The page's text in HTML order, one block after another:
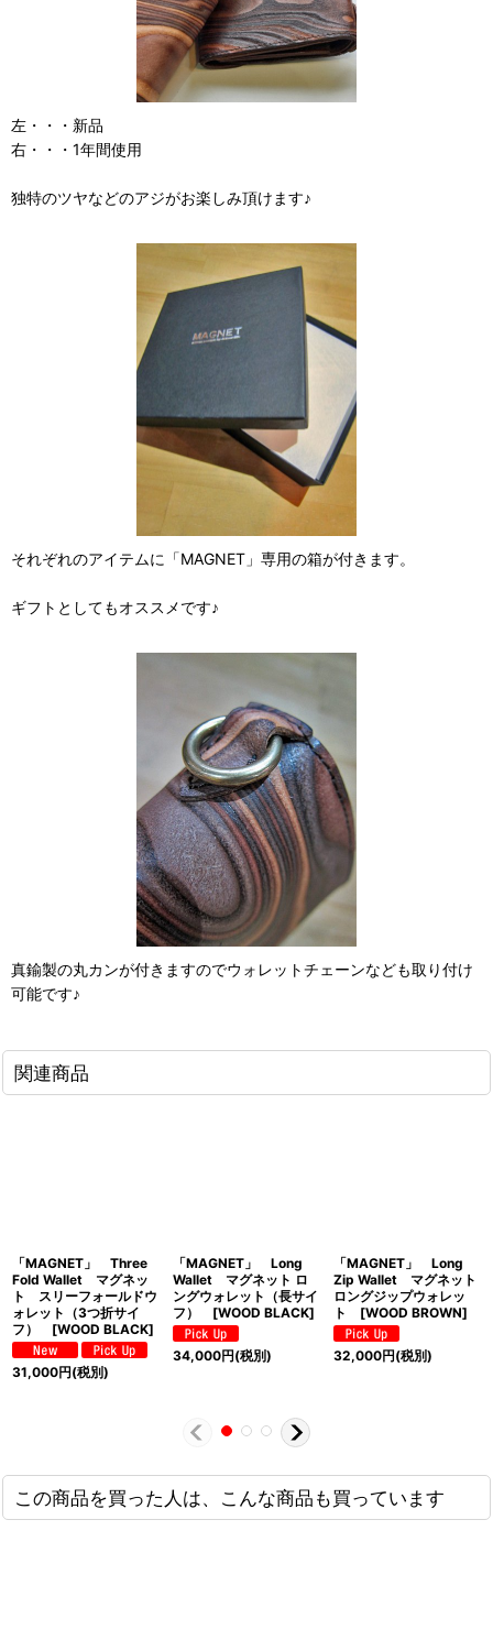
左・・・新品
右・・・1年間使用
独特のツヤなどのアジがお楽しみ頂けます♪
それぞれのアイテムに「MAGNET」専用の箱が付きます。
ギフトとしてもオススメです♪
真鍮製の丸カンが付きますのでウォレットチェーンなども取り付け
可能です♪
関連商品
「MAGNET」 Three
Fold Wallet マグネッ
ト スリーフォールドウ
ォレット（3つ折サイ
フ） [WOOD BLACK]
31,000円(税別)
「MAGNET」 Long
Wallet マグネット ロ
ングウォレット（長サイ
フ） [WOOD BLACK]
34,000円(税別)
「MAGNET」 Long
Zip Wallet マグネット
ロングジップウォレッ
ト [WOOD BROWN]
32,000円(税別)
この商品を買った人は、こんな商品も買っています